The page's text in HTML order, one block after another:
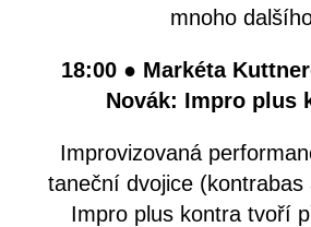
mnoho
18:00 ● Markéta
Novák: Impro plus
Improvizovaná
taneční dvojice (kontrabas
Impro plus kontra tvoří